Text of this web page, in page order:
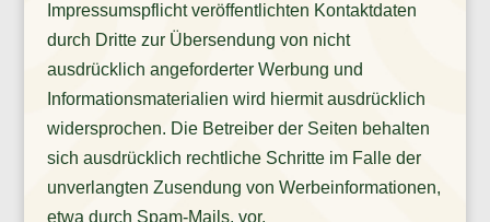
Impressumspflicht veröffentlichten Kontaktdaten
durch Dritte zur Übersendung von nicht
ausdrücklich angeforderter Werbung und
Informationsmaterialien wird hiermit ausdrücklich
widersprochen. Die Betreiber der Seiten behalten
sich ausdrücklich rechtliche Schritte im Falle der
unverlangten Zusendung von Werbeinformationen,
etwa durch Spam-Mails, vor.